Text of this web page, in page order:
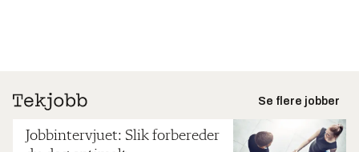
Se flere jobber
Jobbintervjuet: Slik forbereder